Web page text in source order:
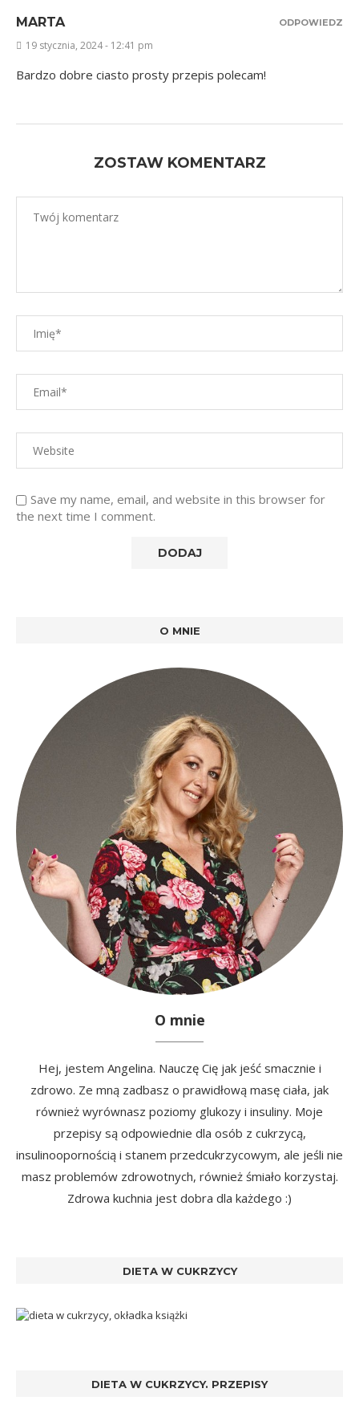
MARTA
19 stycznia, 2024 - 12:41 pm
Bardzo dobre ciasto prosty przepis polecam!
ODPOWIEDZ
ZOSTAW KOMENTARZ
Save my name, email, and website in this browser for
the next time I comment.
O MNIE
O mnie
Hej, jestem Angelina. Nauczę Cię jak jeść smacznie i
zdrowo. Ze mną zadbasz o prawidłową masę ciała, jak
również wyrównasz poziomy glukozy i insuliny. Moje
przepisy są odpowiednie dla osób z cukrzycą,
insulinoopornością i stanem przedcukrzycowym, ale jeśli nie
masz problemów zdrowotnych, również śmiało korzystaj.
Zdrowa kuchnia jest dobra dla każdego :)
DIETA W CUKRZYCY
DIETA W CUKRZYCY. PRZEPISY